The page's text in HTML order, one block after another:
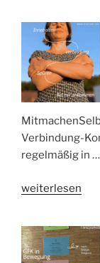
Beppo
da“
Verbindung-
regelmäßig in …
der
Gehirnhälften“
weiterlesen